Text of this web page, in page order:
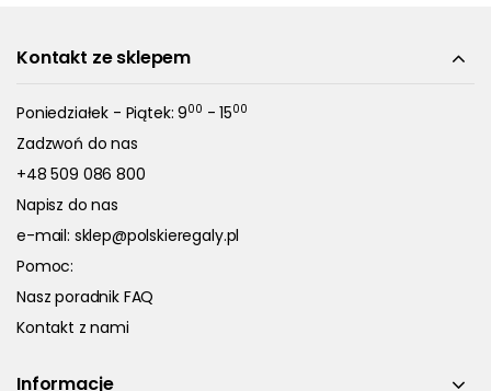
Kontakt ze sklepem
Poniedziałek - Piątek: 900 - 1500
Zadzwoń do nas
+48 509 086 800
Napisz do nas
e-mail: sklep@polskieregaly.pl
Pomoc:
Nasz poradnik FAQ
Kontakt z nami
Informacje